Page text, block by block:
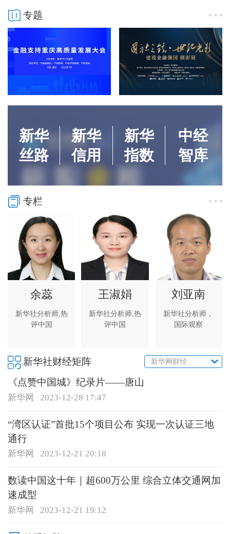
专题
新华
丝路
新华
信用
新华
指数
中经
智库
专栏
余蕊
新华社分析师,热
评中国
王淑娟
新华社分析师,热
评中国
刘亚南
新华社分析师，
国际观察
新华社财经矩阵 新华网财经
《点赞中国城》纪录片——唐山
新华网 2023-12-28 17:47
“湾区认证”首批15个项目公布 实现一次认证三地
通行
新华网 2023-12-21 20:18
数读中国这十年｜超600万公里 综合立体交通网加
速成型
新华网 2023-12-21 19:12